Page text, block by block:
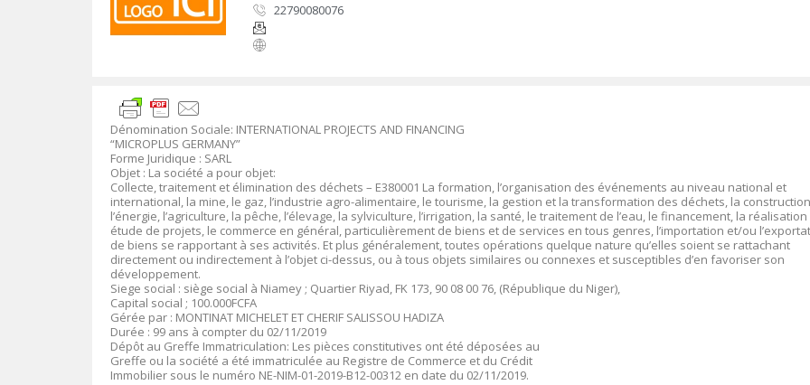
22790080076
Dénomination Sociale: INTERNATIONAL PROJECTS AND FINANCING
“MICROPLUS GERMANY”
Forme Juridique : SARL
Objet : La société a pour objet:
Collecte, traitement et élimination des déchets – E380001 La formation, l’organisation des événements au niveau national et
international, la mine, le gaz, l’industrie agro-alimentaire, le tourisme, la gestion et la transformation des déchets, la
l’énergie, l’agriculture, la pêche, l’élevage, la sylviculture, l’irrigation, la santé, le traitement de l’eau, le financement, la
étude de projets, le commerce en général, particulièrement de biens et de services en tous genres, l’importation et/ou
de biens se rapportant à ses activités. Et plus généralement, toutes opérations quelque nature qu’elles soient se rattachant
directement ou indirectement à l’objet ci-dessus, ou à tous objets similaires ou connexes et susceptibles d’en favoriser son
développement.
Siege social : siège social à Niamey ; Quartier Riyad, FK 173, 90 08 00 76, (République du Niger),
Capital social ; 100.000FCFA
Gérée par : MONTINAT MICHELET ET CHERIF SALISSOU HADIZA
Durée : 99 ans à compter du 02/11/2019
Dépôt au Greffe Immatriculation: Les pièces constitutives ont été déposées au
Greffe ou la société a été immatriculée au Registre de Commerce et du Crédit
Immobilier sous le numéro NE-NIM-01-2019-B12-00312 en date du 02/11/2019.